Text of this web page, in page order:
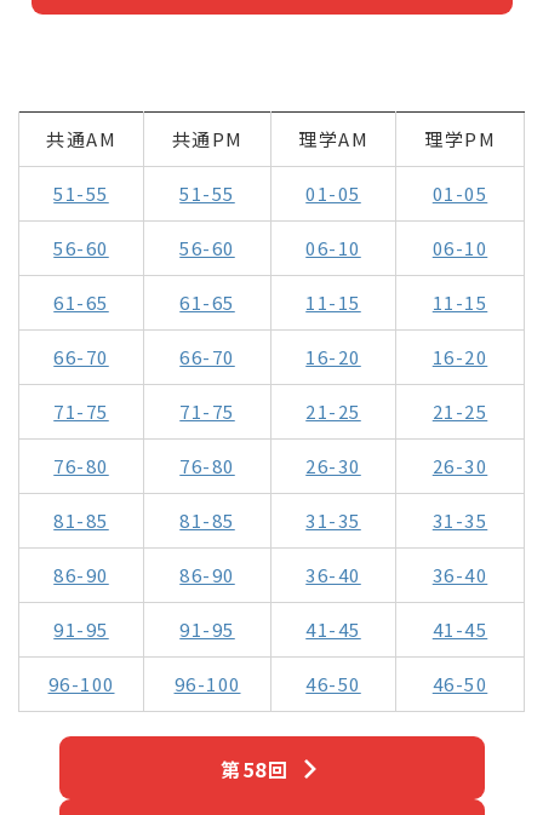
共通AM 共通PM 理学AM 理学PM
51-55 51-55 01-05 01-05
56-60 56-60 06-10 06-10
61-65 61-65 11-15 11-15
66-70 66-70 16-20 16-20
71-75 71-75 21-25 21-25
76-80 76-80 26-30 26-30
81-85 81-85 31-35 31-35
86-90 86-90 36-40 36-40
91-95 91-95 41-45 41-45
96-100 96-100 46-50 46-50
第58回